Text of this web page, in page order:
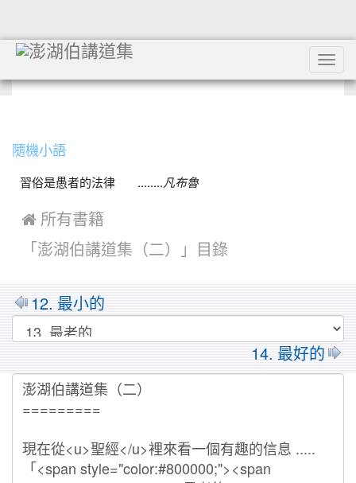
隨機小語
習俗是愚者的法律 ........凡布魯
 所有書籍
「澎湖伯講道集（二）」目錄
MarkDown
12. 最小的
14. 最好的